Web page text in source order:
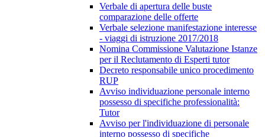
Verbale di apertura delle buste
comparazione delle offerte
Verbale selezione manifestazione interesse
- viaggi di istruzione 2017/2018
Nomina Commissione Valutazione Istanze
per il Reclutamento di Esperti tutor
Decreto responsabile unico procedimento
RUP
Avviso individuazione personale interno
possesso di specifiche professionalità:
Tutor
Avviso per l'individuazione di personale
interno possesso di specifiche